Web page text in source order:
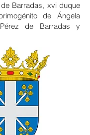
Barradas, xvi duque
de Ángela
de Barradas y